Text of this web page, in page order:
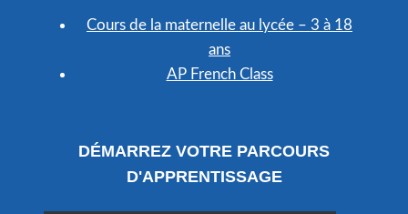
Cours de la maternelle au lycée – 3 à 18
ans
AP French Class
DÉMARREZ VOTRE PARCOURS
D'APPRENTISSAGE